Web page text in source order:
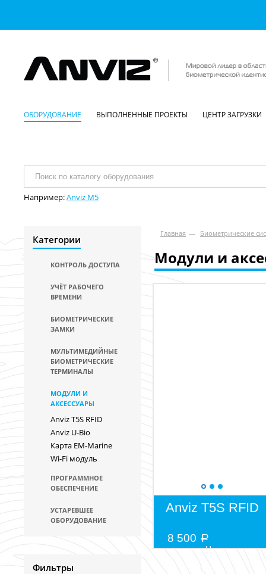
ОБОРУДОВАНИЕ ВЫПОЛНЕННЫЕ ПРОЕКТЫ ЦЕНТР ЗАГРУЗКИ
Например:Anviz M5
Категории
КОНТРОЛЬ ДОСТУПА
УЧЁТ РАБОЧЕГО
ВРЕМЕНИ
БИОМЕТРИЧЕСКИЕ
ЗАМКИ
МУЛЬТИМЕДИЙНЫЕ
БИОМЕТРИЧЕСКИЕ
ТЕРМИНАЛЫ
МОДУЛИ И
АКСЕССУАРЫ
Anviz T5S RFID
Anviz U-Bio
Карта EM-Marine
Wi-Fi модуль
ПРОГРАММНОЕ
ОБЕСПЕЧЕНИЕ
УСТАРЕВШЕЕ
ОБОРУДОВАНИЕ
Фильтры
Главная — Биометрические
Модули и
Anviz T5S RFID
8 500
Нет в наличии